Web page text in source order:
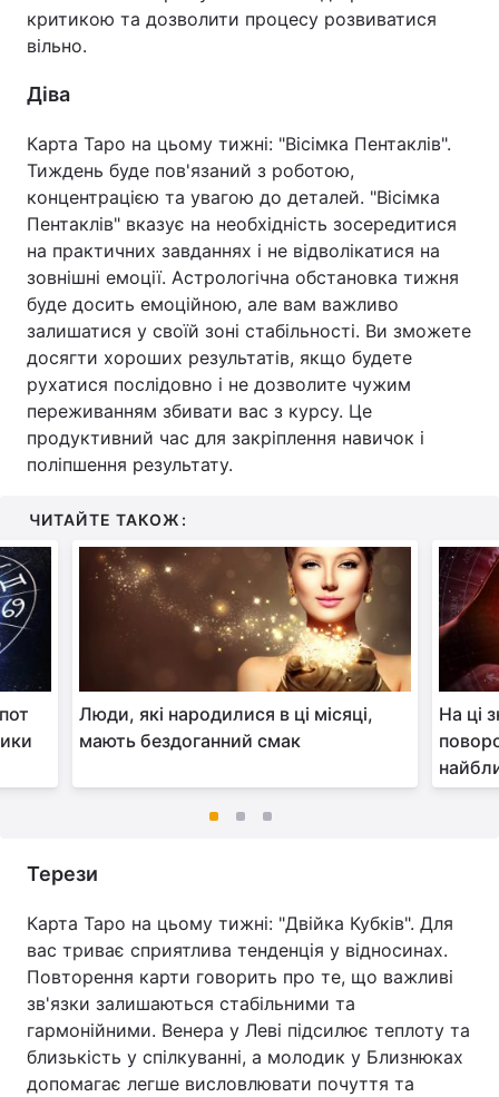
критикою та дозволити процесу розвиватися
вільно.
Діва
Карта Таро на цьому тижні: "Вісімка Пентаклів".
Тиждень буде пов'язаний з роботою,
концентрацією та увагою до деталей. "Вісімка
Пентаклів" вказує на необхідність зосередитися
на практичних завданнях і не відволікатися на
зовнішні емоції. Астрологічна обстановка тижня
буде досить емоційною, але вам важливо
залишатися у своїй зоні стабільності. Ви зможете
досягти хороших результатів, якщо будете
рухатися послідовно і не дозволите чужим
переживанням збивати вас з курсу. Це
продуктивний час для закріплення навичок і
поліпшення результату.
ЧИТАЙТЕ ТАКОЖ:
Люди, які народилися в ці місяці,
мають бездоганний смак
На ці
Терези
Карта Таро на цьому тижні: "Двійка Кубків". Для
вас триває сприятлива тенденція у відносинах.
Повторення карти говорить про те, що важливі
зв'язки залишаються стабільними та
гармонійними. Венера у Леві підсилює теплоту та
близькість у спілкуванні, а молодик у Близнюках
допомагає легше висловлювати почуття та